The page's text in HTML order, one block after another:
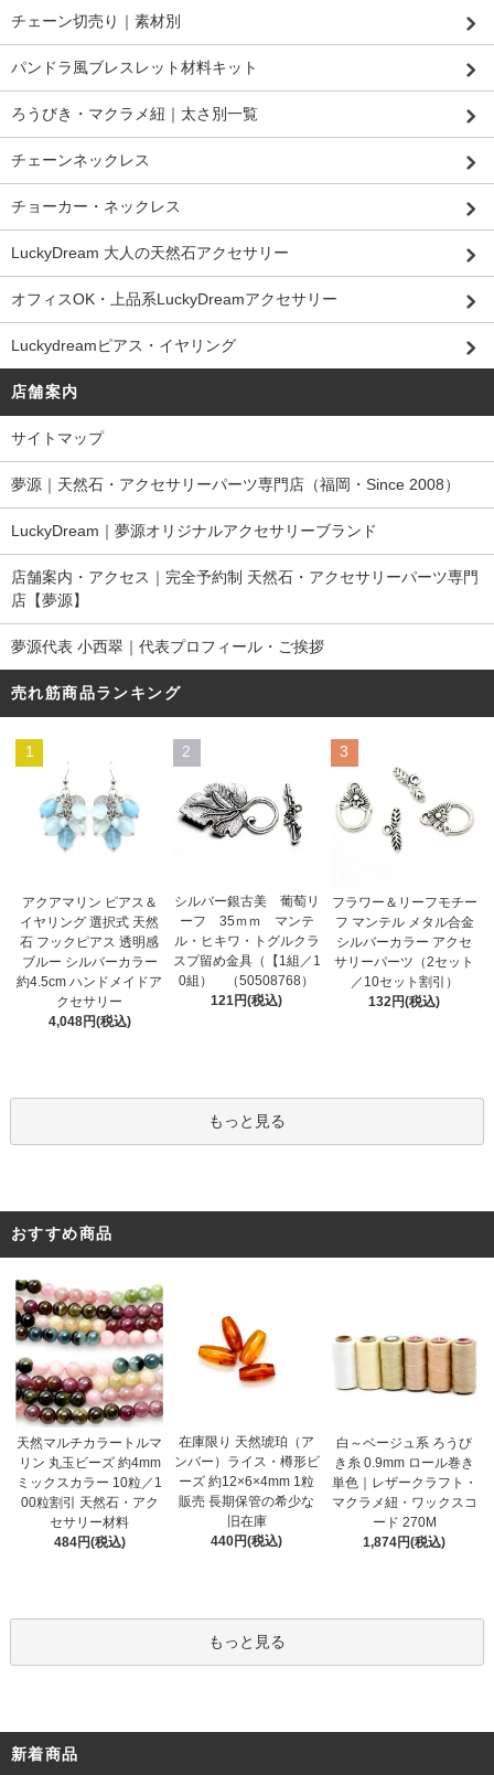
チェーン切売り｜素材別
パンドラ風ブレスレット材料キット
ろうびき・マクラメ紐｜太さ別一覧
チェーンネックレス
チョーカー・ネックレス
LuckyDream 大人の天然石アクセサリー
オフィスOK・上品系LuckyDreamアクセサリー
Luckydreamピアス・イヤリング
店舗案内
サイトマップ
夢源｜天然石・アクセサリーパーツ専門店（福岡・Since 2008）
LuckyDream｜夢源オリジナルアクセサリーブランド
店舗案内・アクセス｜完全予約制 天然石・アクセサリーパーツ専門
店【夢源】
夢源代表 小西翠｜代表プロフィール・ご挨拶
売れ筋商品ランキング
1
アクアマリン ピアス＆
イヤリング 選択式 天然
石 フックピアス 透明感
ブルー シルバーカラー
約4.5cm ハンドメイドア
クセサリー
4,048円(税込)
2
シルバー銀古美 葡萄リ
ーフ 35ｍｍ マンテ
ル・ヒキワ・トグルクラ
スプ留め金具（【1組／1
0組） （50508768）
121円(税込)
3
フラワー＆リーフモチー
フ マンテル メタル合金
シルバーカラー アクセ
サリーパーツ（2セット
／10セット割引）
132円(税込)
もっと見る
おすすめ商品
天然マルチカラートルマ
リン 丸玉ビーズ 約4mm
ミックスカラー 10粒／1
00粒割引 天然石・アク
セサリー材料
484円(税込)
在庫限り 天然琥珀（ア
ンバー）ライス・樽形ビ
ーズ 約12×6×4mm 1粒
販売 長期保管の希少な
旧在庫
440円(税込)
白～ベージュ系 ろうび
き糸 0.9mm ロール巻き
単色｜レザークラフト・
マクラメ紐・ワックスコ
ード 270M
1,874円(税込)
もっと見る
新着商品